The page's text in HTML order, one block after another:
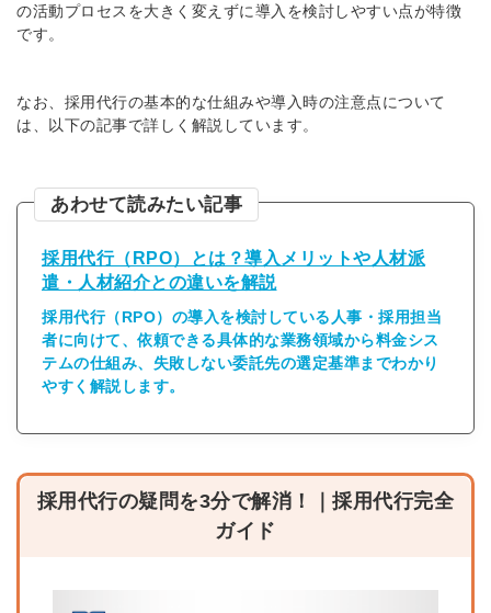
の活動プロセスを大きく変えずに導入を検討しやすい点が特徴
です。
なお、採用代行の基本的な仕組みや導入時の注意点について
は、以下の記事で詳しく解説しています。
あわせて読みたい記事
採用代行（RPO）とは？導入メリットや人材派
遣・人材紹介との違いを解説
採用代行（RPO）の導入を検討している人事・採用担当
者に向けて、依頼できる具体的な業務領域から料金シス
テムの仕組み、失敗しない委託先の選定基準までわかり
やすく解説します。
採用代行の疑問を3分で解消！｜採用代行完全
ガイド